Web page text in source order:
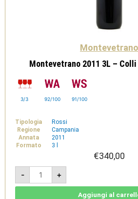
Montevetrano
Montevetrano 2011 3L – Colli
3/3 92/100 91/100
Tipologia
Rossi
Regione
Campania
Annata
2011
Formato
3 l
€340,00
-
Montevetrano
2011
3L
-
+
Aggiungi al